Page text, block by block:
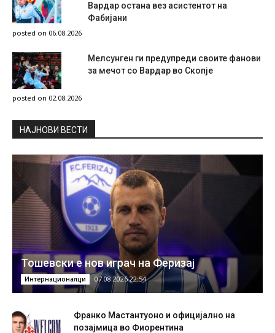
Вардар остана вез асистентот на
Фабијани
posted on 06.08.2026
Мелсунген ги предупреди своите фанови
за мечот со Вардар во Скопје
posted on 02.08.2026
НAЈНОВИ ВЕСТИ
Тошевски е нов играч на Феризај
Интернационалци 07.08.2026 22:54
Франко Мастантуоно и официјално на
позајмица во Фиорентина